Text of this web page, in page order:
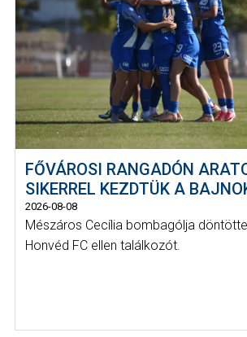
FŐVÁROSI RANGADÓN
SIKERREL KEZDTÜK A
2026-08-08
Mészáros Cecília bombagólja
Honvéd FC ellen találkozót.